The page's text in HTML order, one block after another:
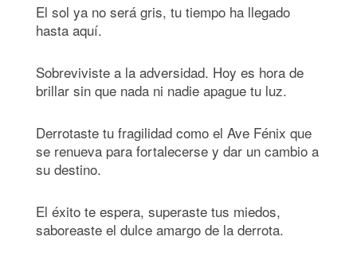
El sol ya no será gris, tu tiempo ha llegado
hasta aquí.
Sobreviviste a la adversidad. Hoy es hora de
brillar sin que nada ni nadie apague tu luz.
Derrotaste tu fragilidad como el Ave Fénix que
se renueva para fortalecerse y dar un cambio a
su destino.
El éxito te espera, superaste tus miedos,
saboreaste el dulce amargo de la derrota.